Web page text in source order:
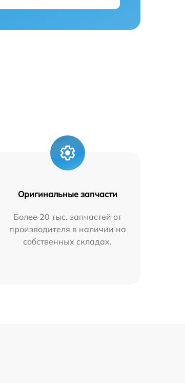
Оригинальные запчасти
Более 20 тыс. запчастей от
производителя в наличии на
собственных складах.